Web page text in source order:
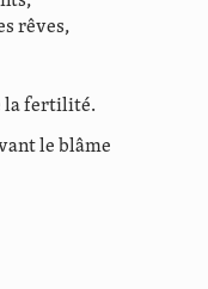
rêves,
la fertilité.
le blâme